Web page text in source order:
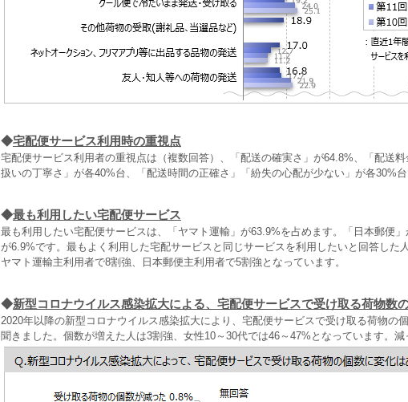
◆宅配便サービス利用時の重視点
宅配便サービス利用者の重視点は（複数回答）、「配送の確実さ」が64.8%、「配送
扱いの丁寧さ」が各40%台、「配送時間の正確さ」「紛失の心配が少ない」が各30%台
◆最も利用したい宅配便サービス
最も利用したい宅配便サービスは、「ヤマト運輸」が63.9%を占めます。「日本郵便」
が6.9%です。最もよく利用した宅配サービスと同じサービスを利用したいと回答した
ヤマト運輸主利用者で8割強、日本郵便主利用者で5割強となっています。
◆新型コロナウイルス感染拡大による、宅配便サービスで受け取る荷物数
2020年以降の新型コロナウイルス感染拡大により、宅配便サービスで受け取る荷物の
聞きました。個数が増えた人は3割強、女性10～30代では46～47%となっています。減